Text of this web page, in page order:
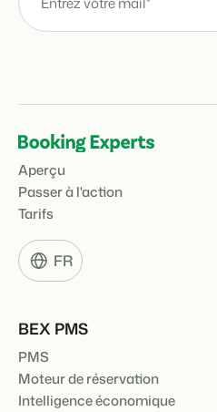
Aperçu
Passer à l'action
Tarifs
FR
BEX PMS
PMS
Moteur de réservation
Intelligence économique